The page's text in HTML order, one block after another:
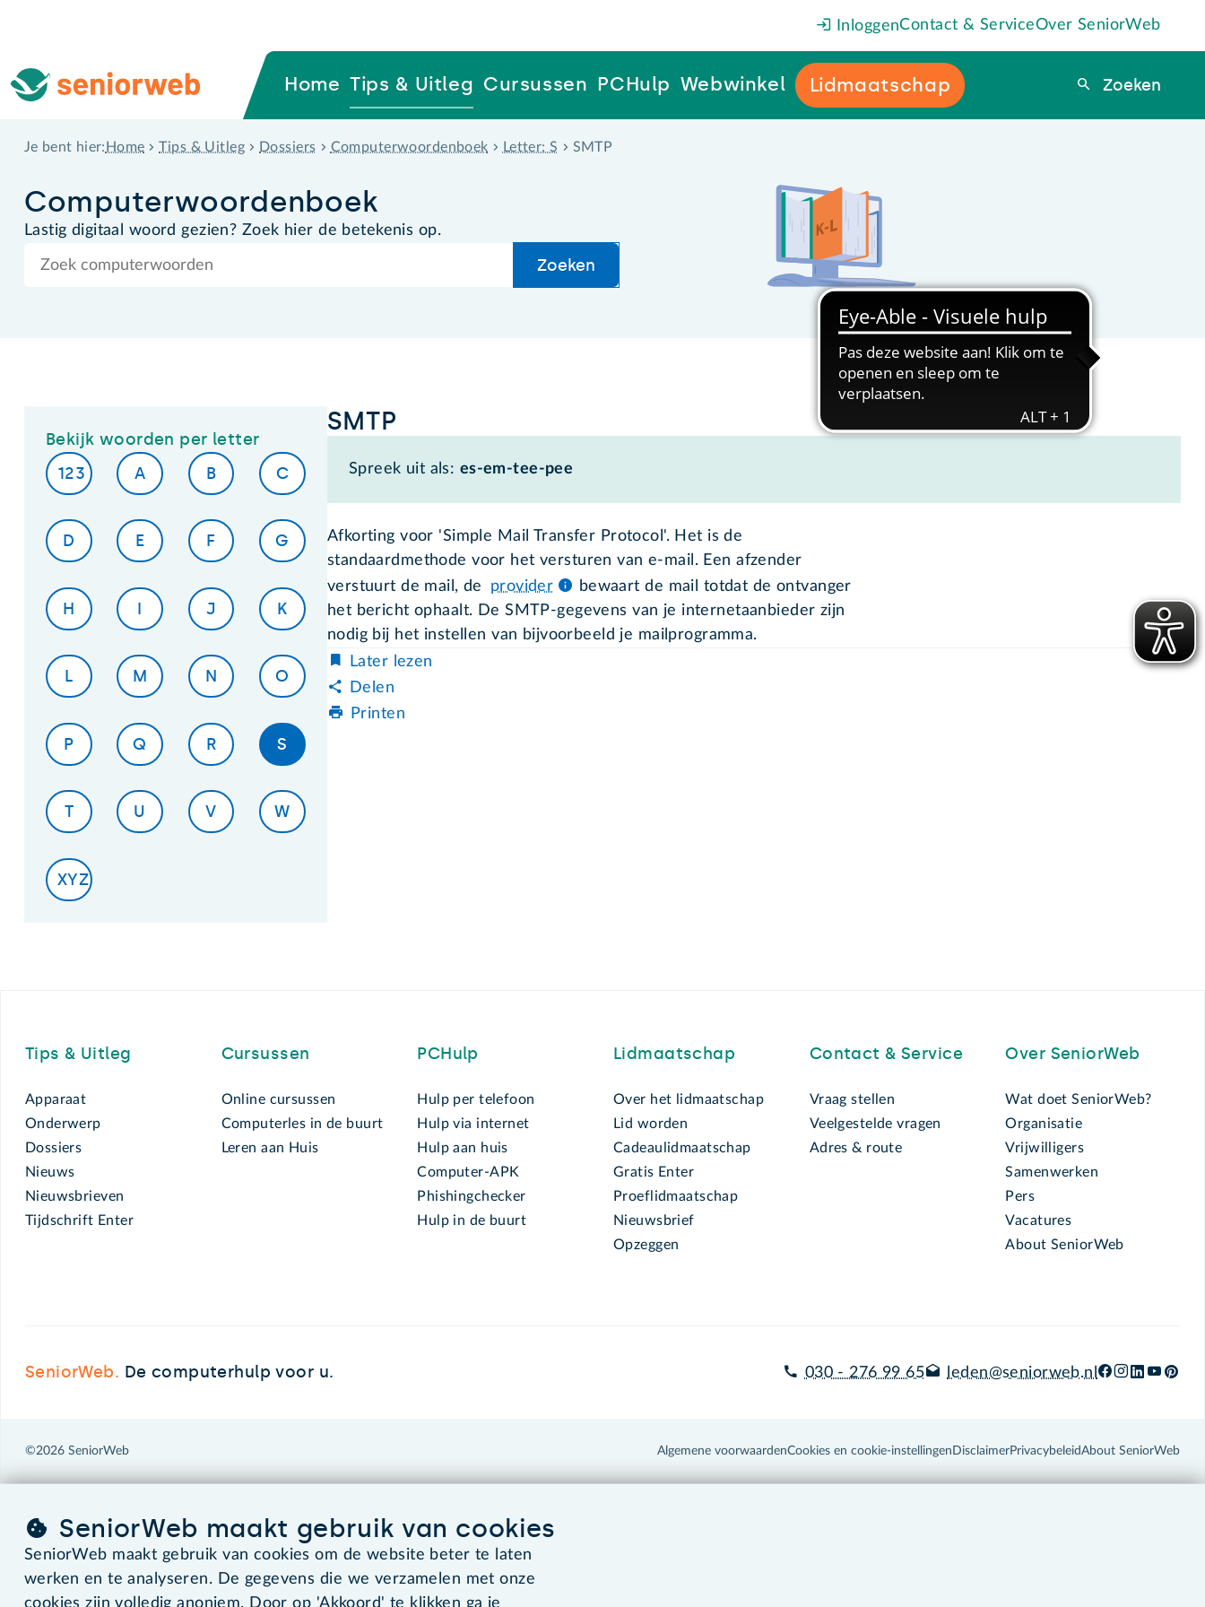
InloggenContact & ServiceOver SeniorWeb
Home Tips & Uitleg Cursussen PCHulp Webwinkel Lidmaatschap Zoeken
Zoeken
Je bent hier: Home Tips & Uitleg Dossiers Computerwoordenboek Letter: S SMTP
Computer­woordenboek
Lastig digitaal woord gezien? Zoek hier de betekenis op.
Zoeken
Bekijk woorden per letter
123
A B C
D E F G
H I J K
L M N O
P Q R S
T U V W
XYZ
SMTP
Spreek uit als: es-em-tee-pee
Afkorting voor 'Simple Mail Transfer Protocol'. Het is de
standaardmethode voor het versturen van e-mail. Een afzender
verstuurt de mail, de
provider
bewaart de mail totdat de ontvanger
het bericht ophaalt. De SMTP-gegevens van je internetaanbieder zijn
nodig bij het instellen van bijvoorbeeld je mailprogramma.
Later lezen
Delen
Printen
Tips & Uitleg
Apparaat
Onderwerp
Dossiers
Nieuws
Nieuwsbrieven
Tijdschrift Enter
Cursussen
Online cursussen
Computerles in de buurt
Leren aan Huis
PCHulp
Hulp per telefoon
Hulp via internet
Hulp aan huis
Computer-APK
Phishingchecker
Hulp in de buurt
Lidmaatschap
Over het lidmaatschap
Lid worden
Cadeaulidmaatschap
Gratis Enter
Proeflidmaatschap
Nieuwsbrief
Opzeggen
Contact & Service
Vraag stellen
Veelgestelde vragen
Adres & route
Over SeniorWeb
Wat doet SeniorWeb?
Organisatie
Vrijwilligers
Samenwerken
Pers
Vacatures
About SeniorWeb
SeniorWeb. De computerhulp voor u. 030 - 276 99 65 leden@seniorweb.nl
©2026 SeniorWeb Algemene voorwaardenCookies en cookie-instellingen DisclaimerPrivacybeleidAbout SeniorWeb
SeniorWeb maakt gebruik van cookies
SeniorWeb maakt gebruik van cookies om de website beter te laten
werken en te analyseren. De gegevens die we verzamelen met onze
cookies zijn volledig anoniem. Door op 'Akkoord' te klikken ga je